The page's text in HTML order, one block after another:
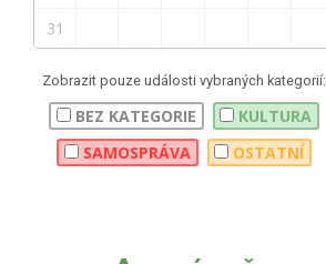
31
Zobrazit pouze události vybraných kategorií:
BEZ KATEGORIE
KULTURA
SAMOSPRÁVA
OSTATNÍ